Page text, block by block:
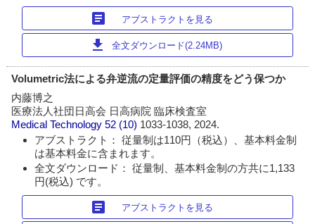
article アブストラクトを見る
download 全文ダウンロード(2.24MB)
Volumetric法による弁逆流の定量評価の精度をどう保つか
内藤博之
医療法人社団日高会 日高病院 臨床検査室
Medical Technology 52 (10) 1033-1038, 2024.
アブストラクト： 従量制は110円（税込）、基本料金制
は基本料金に含まれます。
全文ダウンロード： 従量制、基本料金制の方共に1,133
円(税込) です。
article アブストラクトを見る